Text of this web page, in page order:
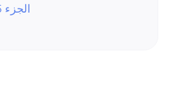
الجزء 5. كيفية إيقاف تشغيل "تحسين التخزين" على جهاز Mac؟